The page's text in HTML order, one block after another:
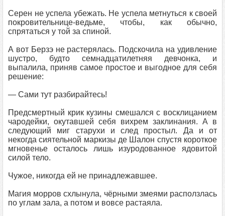
Серен не успела убежать. Не успела метнуться к своей
покровительнице-ведьме, чтобы, как обычно,
спрятаться у той за спиной.
А вот Берзэ не растерялась. Подскочила на удивление
шустро, будто семнадцатилетняя девчонка, и
выпалила, приняв самое простое и выгодное для себя
решение:
— Сами тут разбирайтесь!
Предсмертный крик кузины смешался с восклицанием
чародейки, окутавшей себя вихрем заклинания. А в
следующий миг старухи и след простыл. Да и от
некогда сиятельной маркизы де Шалон спустя короткое
мгновенье осталось лишь изуродованное ядовитой
силой тело.
Чужое, никогда ей не принадлежавшее.
Магия морров схлынула, чёрными змеями расползлась
по углам зала, а потом и вовсе растаяла.